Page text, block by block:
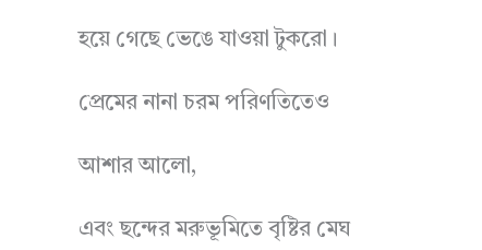
হয়ে গেছে ভেঙে যাওয়া টুকরো।
প্রেমের নানা চরম পরিণতিতেও
আশার আলো,
এবং ছন্দের মরুভূমিতে বৃষ্টির মেঘ